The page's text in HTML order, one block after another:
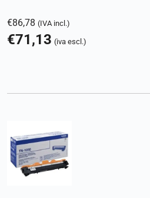
€86,78 (IVA incl.)
€71,13 (iva escl.)